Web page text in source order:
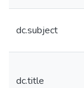
dc.subject
dc.title